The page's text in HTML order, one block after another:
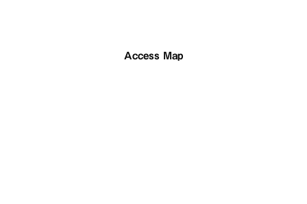
Access Map